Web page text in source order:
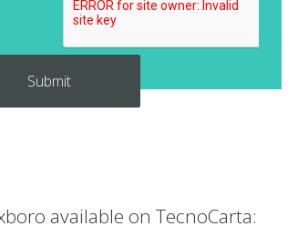
available on TecnoCarta: